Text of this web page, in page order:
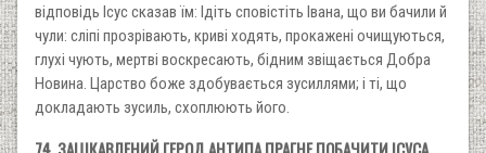
відповідь Ісус сказав їм: Ідіть сповістіть Івана, що ви бачили й
чули: сліпі прозрівають, криві ходять, прокажені очищуються,
глухі чують, мертві воскресають, бідним звіщається Добра
Новина. Царство боже здобувається зусиллями; і ті, що
докладають зусиль, схоплюють його.